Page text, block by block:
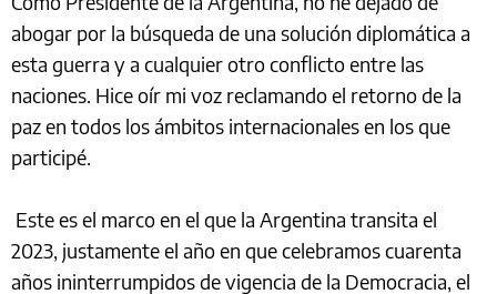
abogar por la búsqueda de una solución diplomática a
esta guerra y a cualquier otro conflicto entre las
naciones. Hice oír mi voz reclamando el retorno de la
paz en todos los ámbitos internacionales en los que
participé.
Este es el marco en el que la Argentina transita el
2023, justamente el año en que celebramos cuarenta
años ininterrumpidos de vigencia de la Democracia, el